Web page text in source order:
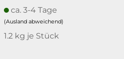
ca. 3-4 Tage
(Ausland abweichend)
1.2 kg je Stück